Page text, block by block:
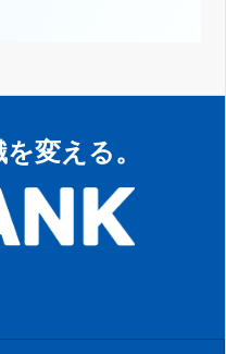
変える。